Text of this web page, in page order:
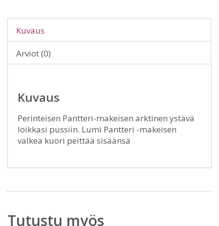
Kuvaus
Arviot (0)
Kuvaus
Perinteisen Pantteri-makeisen arktinen ystävä
loikkasi pussiin. Lumi Pantteri -makeisen
valkea kuori peittää sisäänsä
Tutustu myös